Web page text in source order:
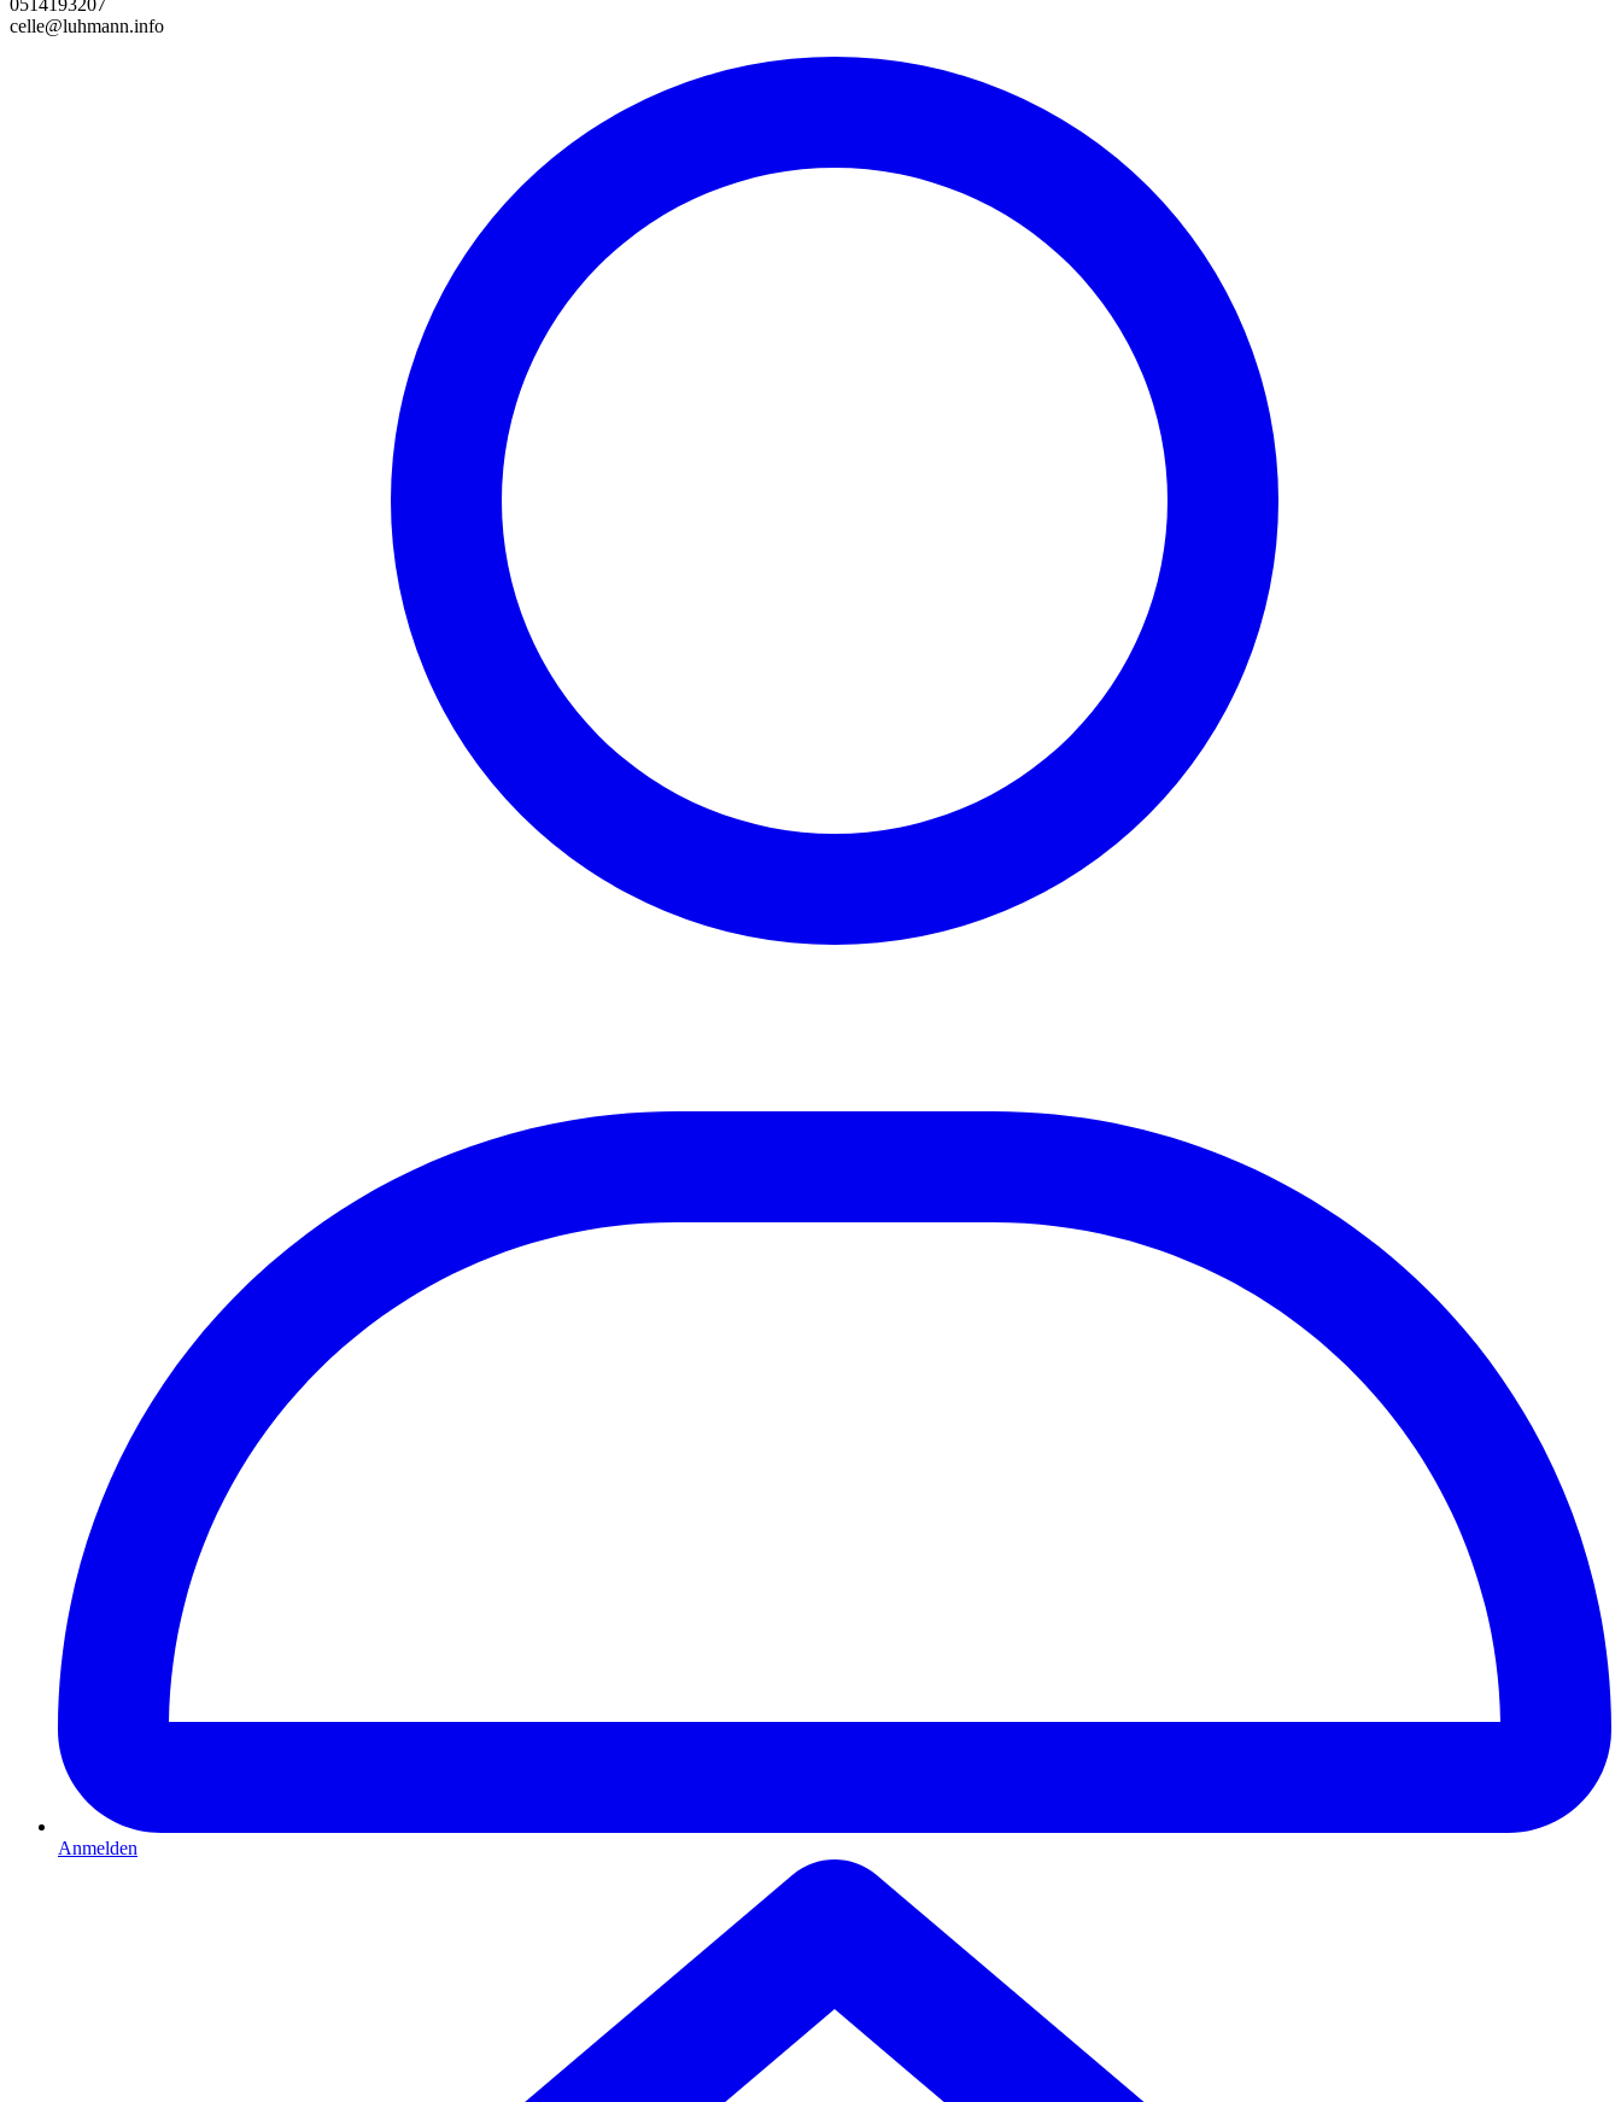
0514193207
celle@luhmann.info
Anmelden